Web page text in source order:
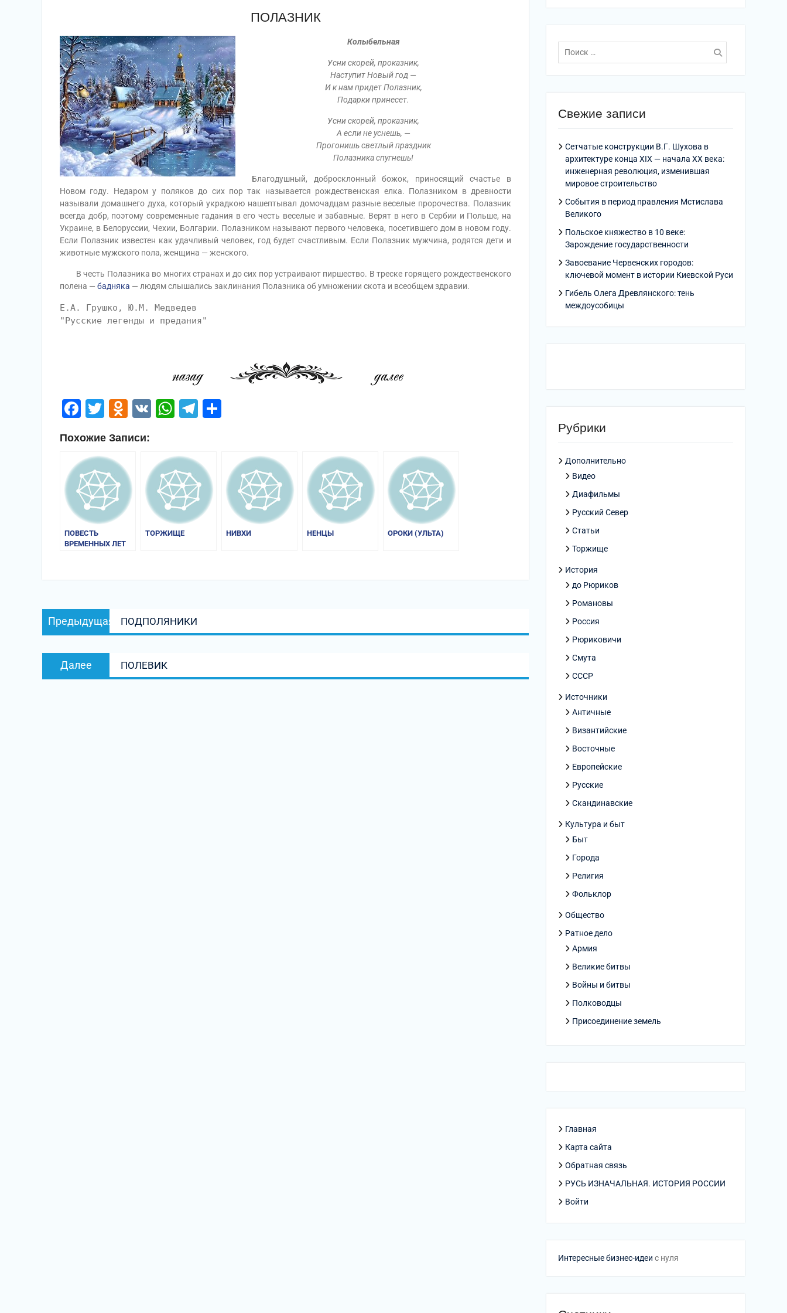
ПОЛАЗНИК
Колыбельная
Усни скорей, проказник,
Наступит Новый год —
И к нам придет Полазник,
Подарки принесет.
Усни скорей, проказник,
А если не уснешь, —
Прогонишь светлый праздник
Полазника спугнешь!
Благодушный, добросклонный божок, приносящий счастье в
Новом году. Недаром у поляков до сих пор так называется рождественская елка. Полазником в древности
называли домашнего духа, который украдкою нашептывал домочадцам разные веселые пророчества. Полазник
всегда добр, поэтому современные гадания в его честь веселые и забавные. Верят в него в Сербии и Польше, на
Украине, в Белоруссии, Чехии, Болгарии. Полазником называют первого человека, посетившего дом в новом году.
Если Полазник известен как удачливый человек, год будет счастливым. Если Полазник мужчина, родятся дети и
животные мужского пола, женщина — женского.
В честь Полазника во многих странах и до сих пор устраивают пиршество. В треске горящего рождественского
полена — бадняка — людям слышались заклинания Полазника об умножении скота и всеобщем здравии.
Е.А. Грушко, Ю.М. Медведев
"Русские легенды и предания"
Facebook
Twitter
Odnoklassniki
VK WhatsApp
Telegram
Похожие Записи:
ПОВЕСТЬ
ВРЕМЕННЫХ ЛЕТ
ТОРЖИЩЕ НИВХИ НЕНЦЫ ОРОКИ (УЛЬТА)
Навигация
по
Предыдущая
запись:
ПОДПОЛЯНИКИ
Далее
запись:
ПОЛЕВИК
Поиск
по:
Свежие записи
Сетчатые конструкции В.Г. Шухова в
архитектуре конца XIX — начала XX века:
инженерная революция, изменившая
мировое строительство
События в период правления Мстислава
Великого
Польское княжество в 10 веке:
Зарождение государственности
Завоевание Червенских городов:
ключевой момент в истории Киевской Руси
Гибель Олега Древлянского: тень
междоусобицы
Рубрики
Дополнительно
Видео
Диафильмы
Русский Север
Статьи
Торжище
История
до Рюриков
Романовы
Россия
Рюриковичи
Смута
СССР
Источники
Античные
Византийские
Восточные
Европейские
Русские
Скандинавские
Культура и быт
Быт
Города
Религия
Фольклор
Общество
Ратное дело
Армия
Великие битвы
Войны и битвы
Полководцы
Присоединение земель
Главная
Карта сайта
Обратная связь
РУСЬ ИЗНАЧАЛЬНАЯ. ИСТОРИЯ РОССИИ
Войти
Интересные бизнес-идеи с нуля